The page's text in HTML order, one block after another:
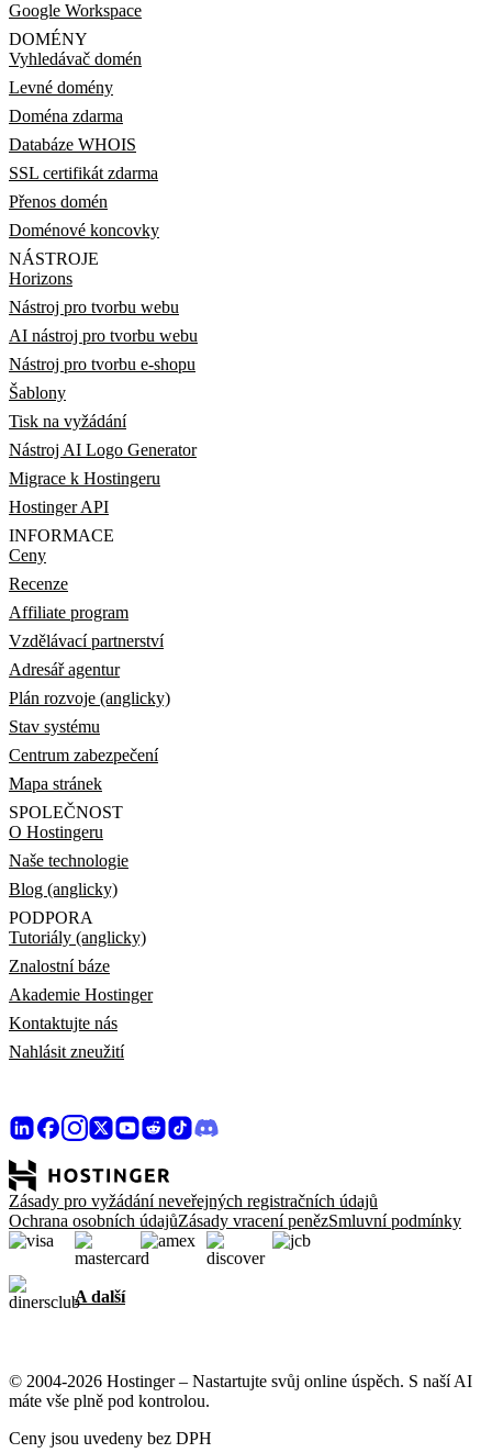
Google Workspace
DOMÉNY
Vyhledávač domén
Levné domény
Doména zdarma
Databáze WHOIS
SSL certifikát zdarma
Přenos domén
Doménové koncovky
NÁSTROJE
Horizons
Nástroj pro tvorbu webu
AI nástroj pro tvorbu webu
Nástroj pro tvorbu e-shopu
Šablony
Tisk na vyžádání
Nástroj AI Logo Generator
Migrace k Hostingeru
Hostinger API
INFORMACE
Ceny
Recenze
Affiliate program
Vzdělávací partnerství
Adresář agentur
Plán rozvoje (anglicky)
Stav systému
Centrum zabezpečení
Mapa stránek
SPOLEČNOST
O Hostingeru
Naše technologie
Blog (anglicky)
PODPORA
Tutoriály (anglicky)
Znalostní báze
Akademie Hostinger
Kontaktujte nás
Nahlásit zneužití
Zásady pro vyžádání neveřejných registračních údajů
Ochrana osobních údajůZásady vracení penězSmluvní podmínky
A další
© 2004-2026 Hostinger – Nastartujte svůj online úspěch. S naší AI
máte vše plně pod kontrolou.
Ceny jsou uvedeny bez DPH